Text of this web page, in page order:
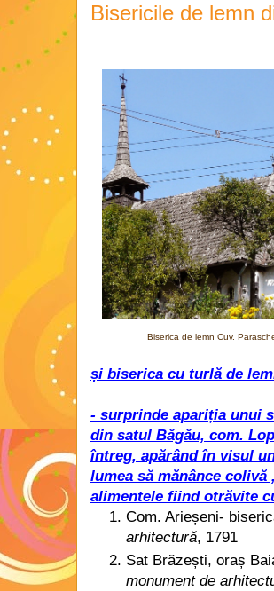
Bisericile de lemn
Biserica de lemn Cuv.
și biserica cu turlă de
- surprinde apariția unui
din satul Băgău, com.
întreg, apărând în visul
lumea să mănânce
alimentele fiind otrăvite
Com. Arieșeni-
arhitectură, 1791
Sat Brăzești, oraș
monument de